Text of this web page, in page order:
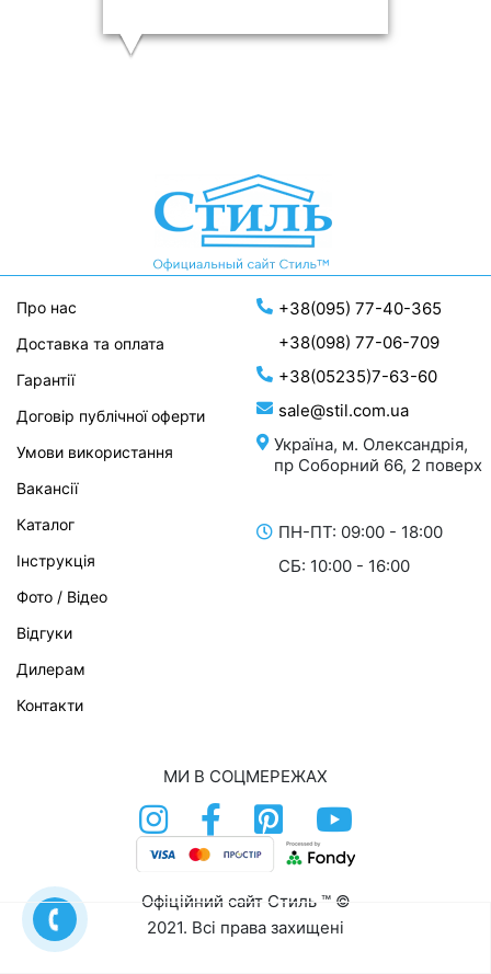
+38(095) 77-40-365
+38(098) 77-06-709
+38(05235)7-63-60
sale@stil.com.ua
Україна, м. Олександрія,
пр Соборний 66, 2 поверх
ПН-ПТ: 09:00 - 18:00
СБ: 10:00 - 16:00
Про нас
Доставка та оплата
Гарантії
Договір публічної оферти
Умови використання
Вакансії
Каталог
Інструкція
Фото / Відео
Відгуки
Дилерам
Контакти
МИ В СОЦМЕРЕЖАХ
Офіційний сайт Стиль ™ ©
2021. Всі права захищені